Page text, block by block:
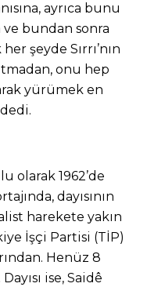
ayrıca bunu
bundan sonra
şeyde Sırrı’nın
onu hep
yürümek en
olarak 1962’de
dayısının
harekete yakın
İşçi Partisi (TİP)
Henüz 8
ise, Saidê